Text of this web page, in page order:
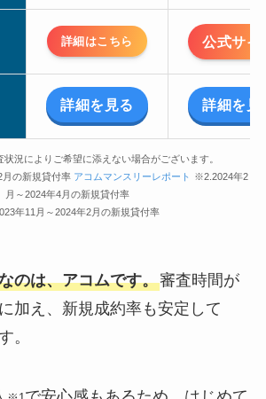
詳細はこちら 公式サイ
詳細を見る 詳細を見
況によりご希望に添えない場合がございます。
の新規貸付率 アコムマンスリーレポート ※2.2024年2
月～2024年4月の新規貸付率
年11月～2024年2月の新規貸付率
のは、アコムです。審査時間が
加え、新規成約率も安定して
。